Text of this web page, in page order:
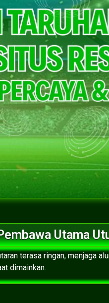
Utama
terasa ringan, menjaga
dimainkan.